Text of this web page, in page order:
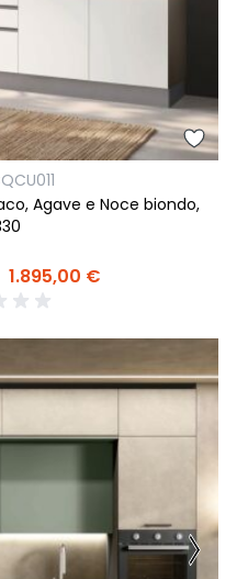
Agave e Noce biondo,
1.895,00 €